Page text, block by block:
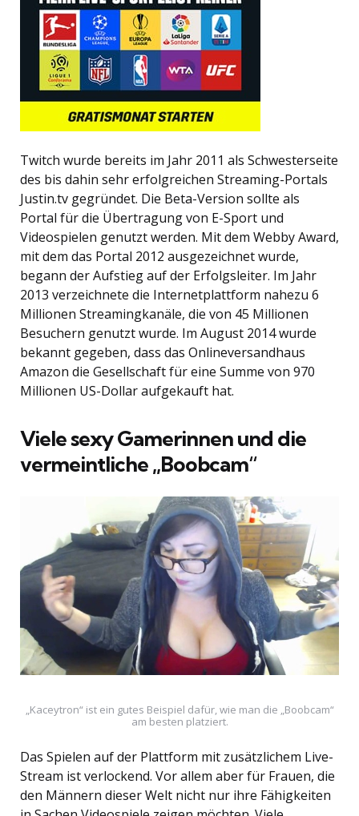
Twitch wurde bereits im Jahr 2011 als Schwesterseite
des bis dahin sehr erfolgreichen Streaming-Portals
Justin.tv gegründet. Die Beta-Version sollte als
Portal für die Übertragung von E-Sport und
Videospielen genutzt werden. Mit dem Webby Award,
mit dem das Portal 2012 ausgezeichnet wurde,
begann der Aufstieg auf der Erfolgsleiter. Im Jahr
2013 verzeichnete die Internetplattform nahezu 6
Millionen Streamingkanäle, die von 45 Millionen
Besuchern genutzt wurde. Im August 2014 wurde
bekannt gegeben, dass das Onlineversandhaus
Amazon die Gesellschaft für eine Summe von 970
Millionen US-Dollar aufgekauft hat.
Viele sexy Gamerinnen und die
vermeintliche „Boobcam“
„Kaceytron“ ist ein gutes Beispiel dafür, wie man die „Boobcam“
am besten platziert.
Das Spielen auf der Plattform mit zusätzlichem Live-
Stream ist verlockend. Vor allem aber für Frauen, die
den Männern dieser Welt nicht nur ihre Fähigkeiten